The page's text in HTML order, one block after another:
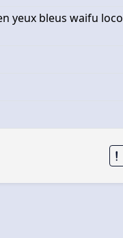
yeux bleus waifu loco